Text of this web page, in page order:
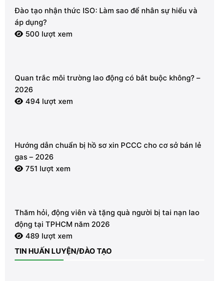
Đào tạo nhận thức ISO: Làm sao để nhân sự hiểu và
áp dụng?
500 lượt xem
Quan trắc môi trường lao động có bắt buộc không? –
2026
494 lượt xem
Hướng dẫn chuẩn bị hồ sơ xin PCCC cho cơ sở bán lẻ
gas – 2026
751 lượt xem
Thăm hỏi, động viên và tặng quà người bị tai nạn lao
động tại TPHCM năm 2026
489 lượt xem
TIN HUẤN LUYỆN/ĐÀO TẠO